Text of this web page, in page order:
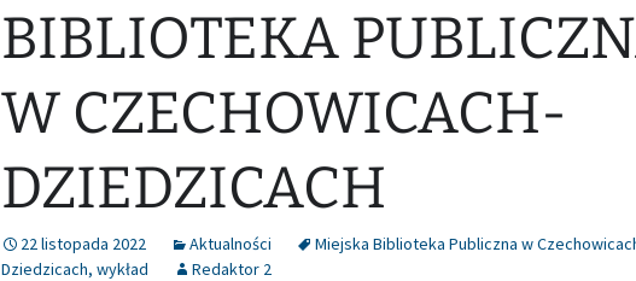
BIBLIOTEKA
W CZECHOWICACH-
DZIEDZICACH
22 listopada 2022 Aktualności
Miejska Biblioteka Publiczna w
Dziedzicach, wykład Redaktor 2